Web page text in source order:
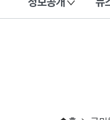
이 누리집은 대한민국